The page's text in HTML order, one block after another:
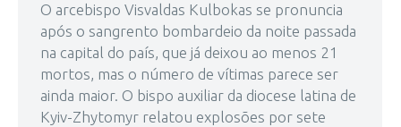
O arcebispo Visvaldas Kulbokas se pronuncia
após o sangrento bombardeio da noite passada
na capital do país, que já deixou ao menos 21
mortos, mas o número de vítimas parece ser
ainda maior. O bispo auxiliar da diocese latina de
Kyiv-Zhytomyr relatou explosões por sete